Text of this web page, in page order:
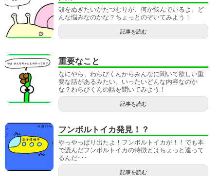
殻をぬぎたいかたつむりが、何か悩んでいるよ。ど
んな悩みなのかな？ちょっとのぞいてみよう！
記事を読む
重要なこと
なにやら、わらびくんからみんなに聞いて欲しい重
要な話があるみたい。いったいどんな内容なのか
な？わらびくんの話を聞いてみよう！
記事を読む
フンボルトイカ発見！？
やっやっぱり出たよ！フンボルトイカが！！でも本
で読んだフンボルトイカの特徴とはちょっと違って
るんだ･･･
記事を読む